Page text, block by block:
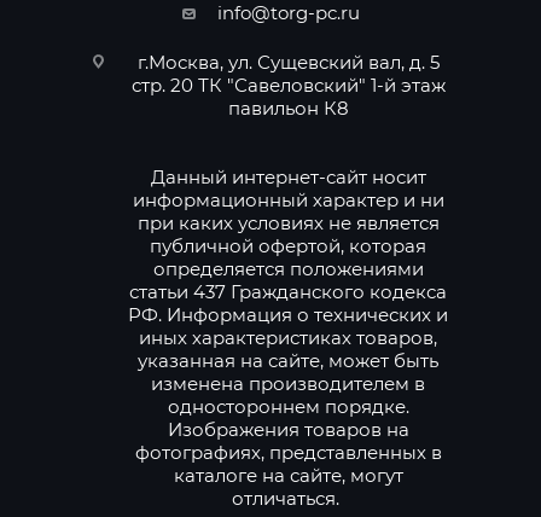
info@torg-pc.ru
г.Москва, ул. Сущевский вал, д. 5
стр. 20 ТК "Савеловский" 1-й этаж
павильон К8
Данный интернет-сайт носит
информационный характер и ни
при каких условиях не является
публичной офертой, которая
определяется положениями
статьи 437 Гражданского кодекса
РФ. Информация о технических и
иных характеристиках товаров,
указанная на сайте, может быть
изменена производителем в
одностороннем порядке.
Изображения товаров на
фотографиях, представленных в
каталоге на сайте, могут
отличаться.